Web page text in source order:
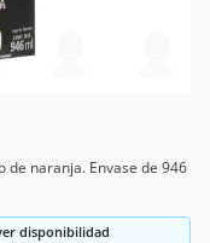
de naranja. Envase de 946
disponibilidad